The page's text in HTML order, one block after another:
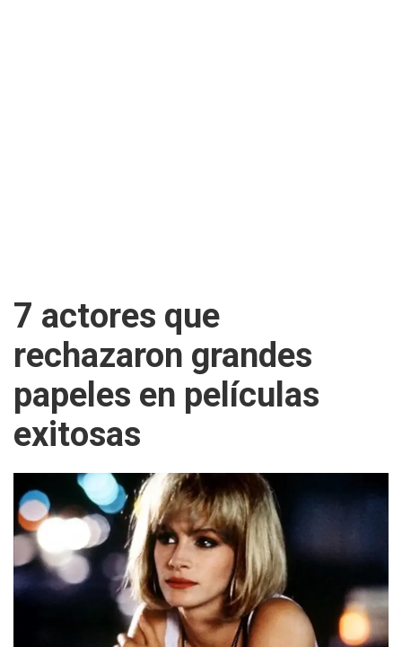
7 actores que
rechazaron grandes
papeles en películas
exitosas